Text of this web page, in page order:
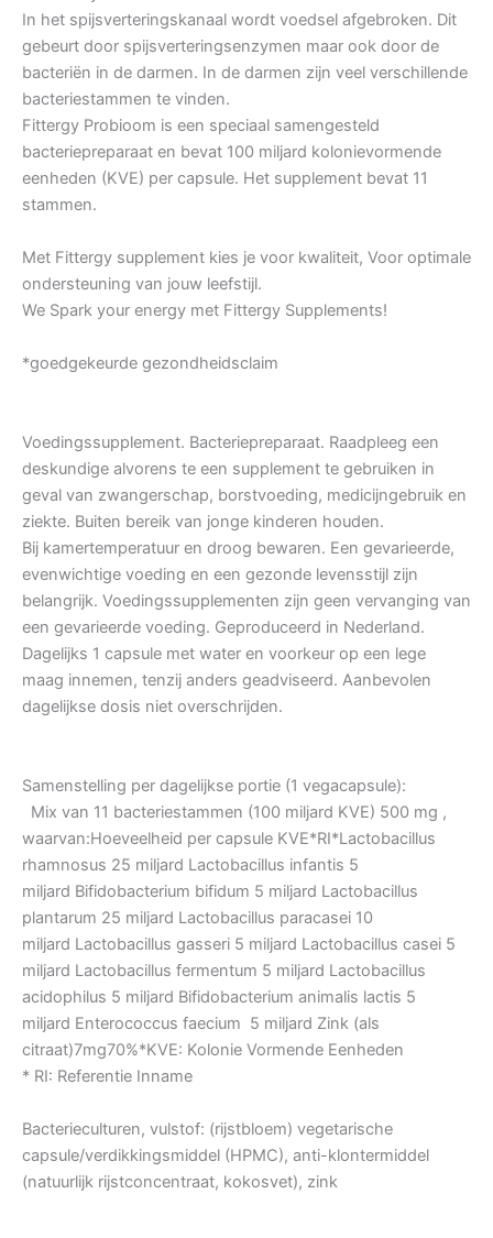
In het spijsverteringskanaal wordt voedsel afgebroken. Dit
gebeurt door spijsverteringsenzymen maar ook door de
bacteriën in de darmen. In de darmen zijn veel verschillende
bacteriestammen te vinden.
Fittergy Probioom is een speciaal samengesteld
bacteriepreparaat en bevat 100 miljard kolonievormende
eenheden (KVE) per capsule. Het supplement bevat 11
stammen.
Met Fittergy supplement kies je voor kwaliteit, Voor optimale
ondersteuning van jouw leefstijl.
We Spark your energy met Fittergy Supplements!
*goedgekeurde gezondheidsclaim
Voedingssupplement. Bacteriepreparaat. Raadpleeg een
deskundige alvorens te een supplement te gebruiken in
geval van zwangerschap, borstvoeding, medicijngebruik en
ziekte. Buiten bereik van jonge kinderen houden.
Bij kamertemperatuur en droog bewaren. Een gevarieerde,
evenwichtige voeding en een gezonde levensstijl zijn
belangrijk. Voedingssupplementen zijn geen vervanging van
een gevarieerde voeding. Geproduceerd in Nederland.
Dagelijks 1 capsule met water en voorkeur op een lege
maag innemen, tenzij anders geadviseerd. Aanbevolen
dagelijkse dosis niet overschrijden.
Samenstelling per dagelijkse portie (1 vegacapsule):
Mix van 11 bacteriestammen (100 miljard KVE) 500 mg ,
waarvan:Hoeveelheid per capsule KVE*RI*Lactobacillus
rhamnosus 25 miljard Lactobacillus infantis 5
miljard Bifidobacterium bifidum 5 miljard Lactobacillus
plantarum 25 miljard Lactobacillus paracasei 10
miljard Lactobacillus gasseri 5 miljard Lactobacillus casei 5
miljard Lactobacillus fermentum 5 miljard Lactobacillus
acidophilus 5 miljard Bifidobacterium animalis lactis 5
miljard Enterococcus faecium 5 miljard Zink (als
citraat)7mg70%*KVE: Kolonie Vormende Eenheden
* RI: Referentie Inname
Bacterieculturen, vulstof: (rijstbloem) vegetarische
capsule/verdikkingsmiddel (HPMC), anti-klontermiddel
(natuurlijk rijstconcentraat, kokosvet), zink